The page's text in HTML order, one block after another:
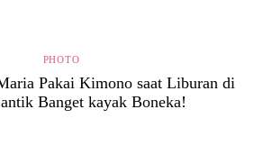
PHOTO
Pakai Kimono saat Liburan di
Banget kayak Boneka!